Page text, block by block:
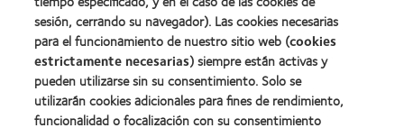
Industria
de
la
BCLA
sesión, cerrando su navegador). Las cookies necesarias
para el funcionamiento de nuestro sitio web (cookies
estrictamente necesarias) siempre están activas y
pueden utilizarse sin su consentimiento. Solo se
utilizarán cookies adicionales para fines de rendimiento,
funcionalidad o focalización con su consentimiento